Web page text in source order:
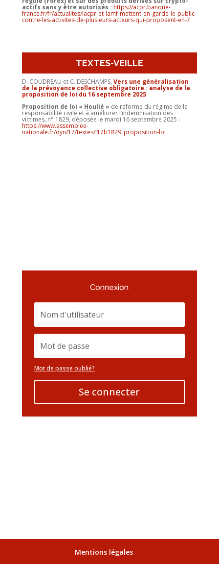
actifs sans y être autorisés : https://acpr.banque-
france.fr/fr/actualites/lacpr-et-lamf-mettent-en-garde-le-public-
contre-les-activites-de-plusieurs-acteurs-qui-proposent-en-7
TEXTES-VEILLE
D. COUDREAU et C. DESCHAMPS, Vers une généralisation
de la prévoyance collective obligatoire : analyse de la
proposition de loi du 16 septembre 2025
Proposition de loi « Houlié » de réforme du régime de la
responsabilité civile et à améliorer l’indemnisation des
victimes, n° 1829, déposée le mardi 16 septembre 2025 :
https://www.assemblee-
nationale.fr/dyn/17/textes/l17b1829_proposition-loi
Connexion
Mot de passe oublié?
Se connecter
Mentions légales